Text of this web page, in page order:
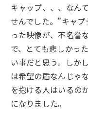
キャップ、、、なん
せんでした。”キャ
った映像が、不名誉
で、とても悲しかっ
い事だと思う。しか
は希望の盾なんじゃ
を抱ける人はいるの
になりました。